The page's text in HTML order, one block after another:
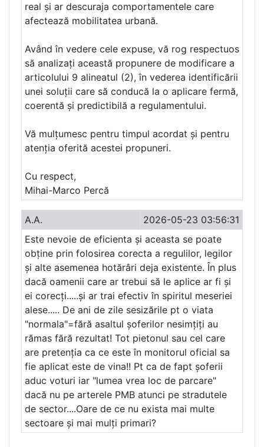
real și ar descuraja comportamentele care
afectează mobilitatea urbană.
Având în vedere cele expuse, vă rog respectuos
să analizați această propunere de modificare a
articolului 9 alineatul (2), în vederea identificării
unei soluții care să conducă la o aplicare fermă,
coerentă și predictibilă a regulamentului.
Vă mulțumesc pentru timpul acordat și pentru
atenția oferită acestei propuneri.
Cu respect,
Mihai-Marco Percă
A.A.
2026-05-23 03:56:31
Este nevoie de eficienta și aceasta se poate
obține prin folosirea corecta a regulilor, legilor
și alte asemenea hotărâri deja existente. În plus
dacă oamenii care ar trebui să le aplice ar fi și
ei corecți.....și ar trai efectiv în spiritul meseriei
alese..... De ani de zile sesizările pt o viata
"normala"=fără asaltul șoferilor nesimțiți au
rămas fără rezultat! Tot pietonul sau cel care
are pretenția ca ce este în monitorul oficial sa
fie aplicat este de vina!! Pt ca de fapt șoferii
aduc voturi iar "lumea vrea loc de parcare"
dacă nu pe arterele PMB atunci pe stradutele
de sector....Oare de ce nu exista mai multe
sectoare și mai mulți primari?